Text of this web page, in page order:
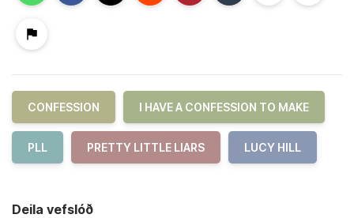
CONFESSION I HAVE A CONFESSION TO MAKE
PLL PRETTY LITTLE LIARS LUCY HILL
Deila vefslóð